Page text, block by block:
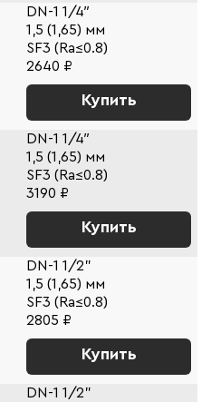
DN-1 1/4″
1,5 (1,65) мм
SF3 (Ra≤0.8)
2640 ₽
Купить
DN-1 1/4″
1,5 (1,65) мм
SF3 (Ra≤0.8)
3190 ₽
Купить
DN-1 1/2"
1,5 (1,65) мм
SF3 (Ra≤0.8)
2805 ₽
Купить
DN-1 1/2"